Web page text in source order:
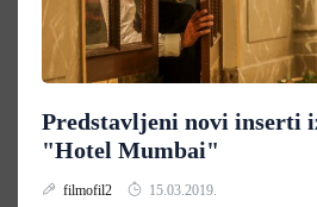
Predstavljeni novi inserti
"Hotel Mumbai"
filmofil2 15.03.2019.